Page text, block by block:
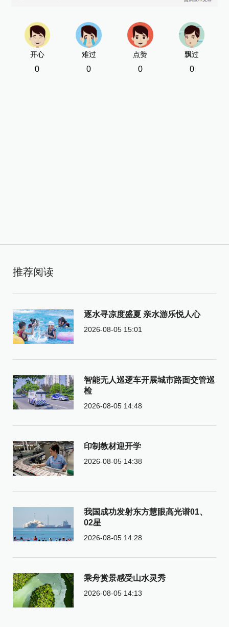
开心
0
难过
0
点赞
0
飘过
0
推荐阅读
逐水寻凉度盛夏 亲水游乐悦人心
2026-08-05 15:01
智能无人巡逻车开展城市路面交管巡
检
2026-08-05 14:48
印制教材迎开学
2026-08-05 14:38
我国成功发射东方慧眼高光谱01、
02星
2026-08-05 14:28
乘舟赏景感受山水灵秀
2026-08-05 14:13